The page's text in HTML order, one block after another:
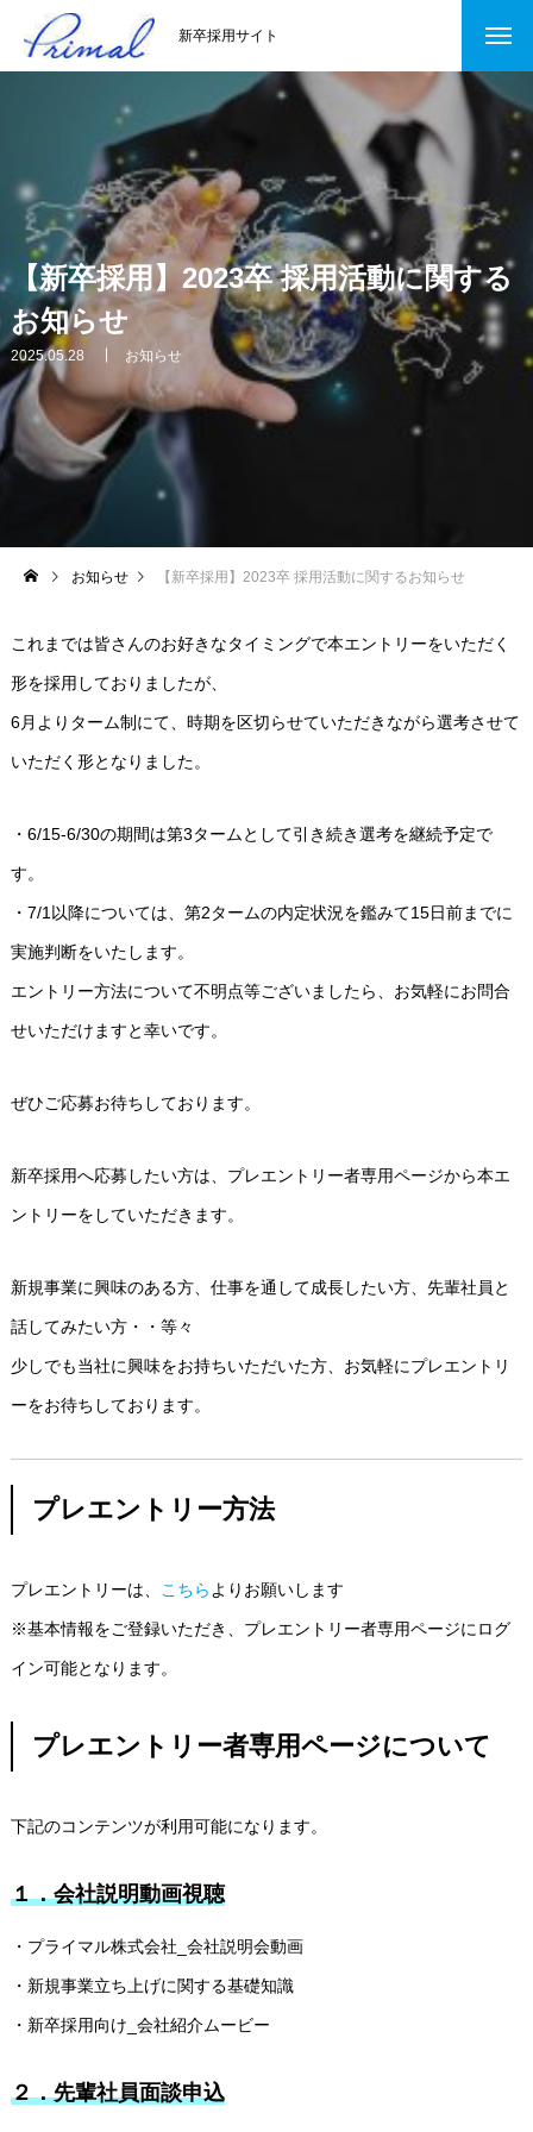
新卒採用サイト
【新卒採用】2023卒 採用活動に関する
お知らせ
2025.05.28 お知らせ
お知らせ 【新卒採用】2023卒 採用活動に関するお知らせ
これまでは皆さんのお好きなタイミングで本エントリーをいただく
形を採用しておりましたが、
6月よりターム制にて、時期を区切らせていただきながら選考させて
いただく形となりました。
・6/15-6/30の期間は第3タームとして引き続き選考を継続予定で
す。
・7/1以降については、第2タームの内定状況を鑑みて15日前までに
実施判断をいたします。
エントリー方法について不明点等ございましたら、お気軽にお問合
せいただけますと幸いです。
ぜひご応募お待ちしております。
新卒採用へ応募したい方は、プレエントリー者専用ページから本エ
ントリーをしていただきます。
新規事業に興味のある方、仕事を通して成長したい方、先輩社員と
話してみたい方・・等々
少しでも当社に興味をお持ちいただいた方、お気軽にプレエントリ
ーをお待ちしております。
プレエントリー方法
プレエントリーは、 こちら よりお願いします
※基本情報をご登録いただき、プレエントリー者専用ページにログ
イン可能となります。
プレエントリー者専用ページについて
下記のコンテンツが利用可能になります。
１．会社説明動画視聴
・プライマル株式会社_会社説明会動画
・新規事業立ち上げに関する基礎知識
・新卒採用向け_会社紹介ムービー
２．先輩社員面談申込